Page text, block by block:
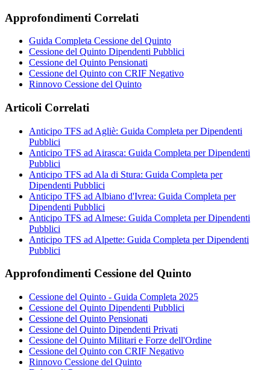
Approfondimenti Correlati
Guida Completa Cessione del Quinto
Cessione del Quinto Dipendenti Pubblici
Cessione del Quinto Pensionati
Cessione del Quinto con CRIF Negativo
Rinnovo Cessione del Quinto
Articoli Correlati
Anticipo TFS ad Agliè: Guida Completa per Dipendenti
Pubblici
Anticipo TFS ad Airasca: Guida Completa per Dipendenti
Pubblici
Anticipo TFS ad Ala di Stura: Guida Completa per
Dipendenti Pubblici
Anticipo TFS ad Albiano d'Ivrea: Guida Completa per
Dipendenti Pubblici
Anticipo TFS ad Almese: Guida Completa per Dipendenti
Pubblici
Anticipo TFS ad Alpette: Guida Completa per Dipendenti
Pubblici
Approfondimenti Cessione del Quinto
Cessione del Quinto - Guida Completa 2025
Cessione del Quinto Dipendenti Pubblici
Cessione del Quinto Pensionati
Cessione del Quinto Dipendenti Privati
Cessione del Quinto Militari e Forze dell'Ordine
Cessione del Quinto con CRIF Negativo
Rinnovo Cessione del Quinto